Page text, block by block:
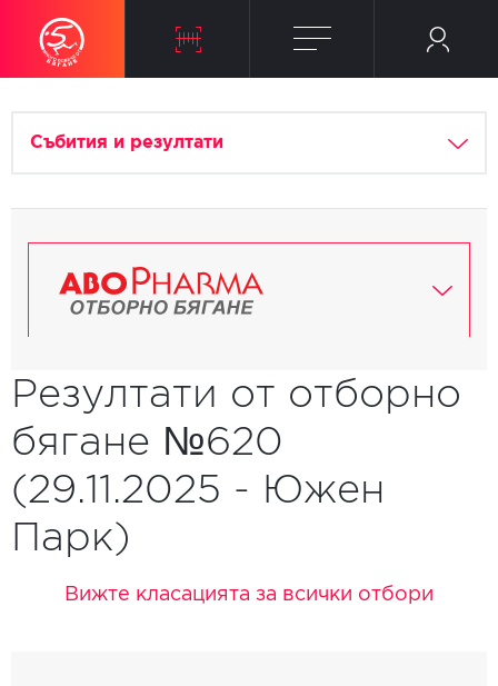
Събития и резултати
Резултати от отборно
бягане №620
(29.11.2025 - Южен
Парк)
Вижте класацията за всички отбори